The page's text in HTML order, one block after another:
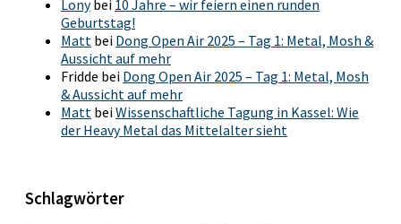
Lonybei 10 Jahre – wir feiern einen runden
Geburtstag!
Matt bei Dong Open Air 2025 – Tag 1: Metal, Mosh &
Aussicht auf mehr
Fridde bei Dong Open Air 2025 – Tag 1: Metal, Mosh
& Aussicht auf mehr
Matt beiWissenschaftliche Tagung in Kassel: Wie
der Heavy Metal das Mittelalter sieht
Schlagwörter